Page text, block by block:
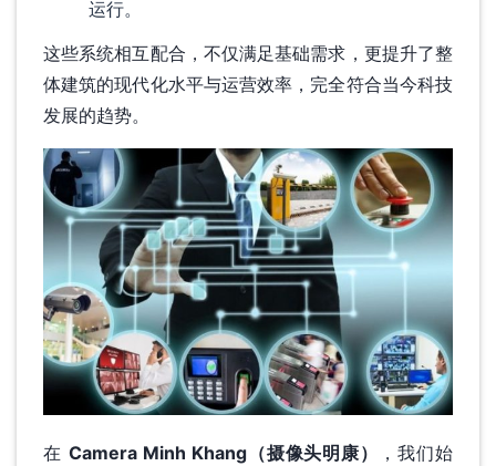
运行。
这些系统相互配合，不仅满足基础需求，更提升了整
体建筑的现代化水平与运营效率，完全符合当今科技
发展的趋势。
在 Camera Minh Khang（摄像头明康）
，我们始